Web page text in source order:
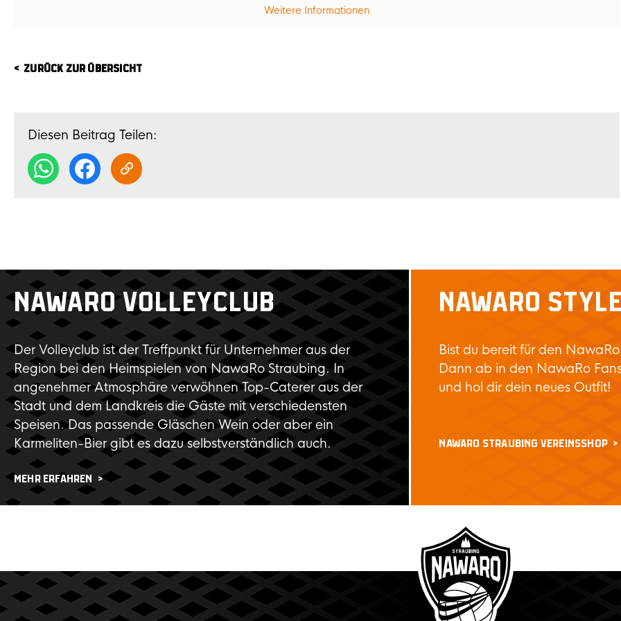
Weitere Informationen
ZURÜCK ZUR ÜBERSICHT
Diesen Beitrag Teilen:
NAWARO VOLLEYCLUB
Der Volleyclub ist der Treffpunkt für Unternehmer aus der
Region bei den Heimspielen von NawaRo Straubing. In
angenehmer Atmosphäre verwöhnen Top-Caterer aus der
Stadt und dem Landkreis die Gäste mit verschiedensten
Speisen. Das passende Gläschen Wein oder aber ein
Karmeliten-Bier gibt es dazu selbstverständlich auch.
MEHR ERFAHREN
NAWARO
Bist du bereit für den NawaRo
Dann ab in den NawaRo
und hol dir dein neues Outfit!
NAWARO STRAUBING VEREINSSHOP